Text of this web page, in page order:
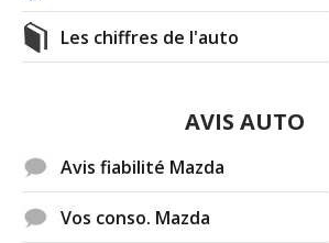
Les chiffres de l'auto
AVIS AUTO
Avis fiabilité Mazda
Vos conso. Mazda